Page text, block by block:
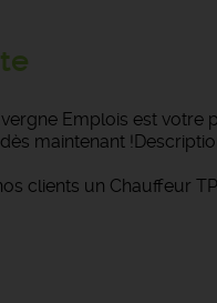
Emplois est
maintenant
clients un Chauffeur TP